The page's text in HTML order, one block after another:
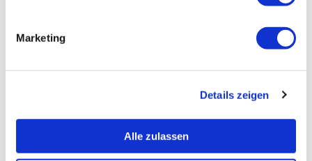
Marketing
Details zeigen
Alle zulassen